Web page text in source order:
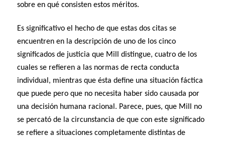
sobre en qué consisten estos méritos.
Es significativo el hecho de que estas dos citas se
encuentren en la descripción de uno de los cinco
significados de justicia que Mill distingue, cuatro de los
cuales se refieren a las normas de recta conducta
individual, mientras que ésta define una situación fáctica
que puede pero que no necesita haber sido causada por
una decisión humana racional. Parece, pues, que Mill no
se percató de la circunstancia de que con este significado
se refiere a situaciones completamente distintas de